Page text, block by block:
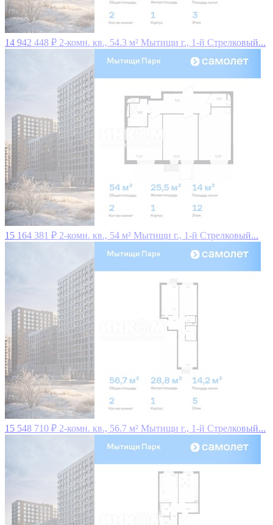
14 942 448 ₽ 2-комн. кв., 54.3 м² Мытищи г., 1-й Стрелковый...
15 164 381 ₽ 2-комн. кв., 54 м² Мытищи г., 1-й Стрелковый...
15 548 710 ₽ 2-комн. кв., 56.7 м² Мытищи г., 1-й Стрелковый...